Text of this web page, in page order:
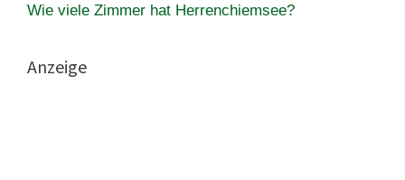
Wie viele Zimmer hat Herrenchiemsee?
Anzeige